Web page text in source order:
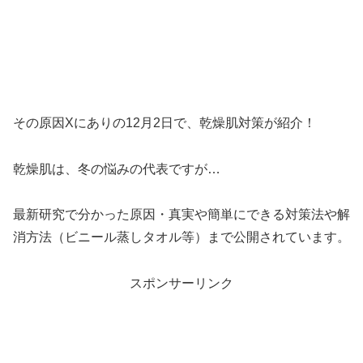
その原因Xにありの12月2日で、乾燥肌対策が紹介！
乾燥肌は、冬の悩みの代表ですが…
最新研究で分かった原因・真実や簡単にできる対策法や解
消方法（ビニール蒸しタオル等）まで公開されています。
スポンサーリンク